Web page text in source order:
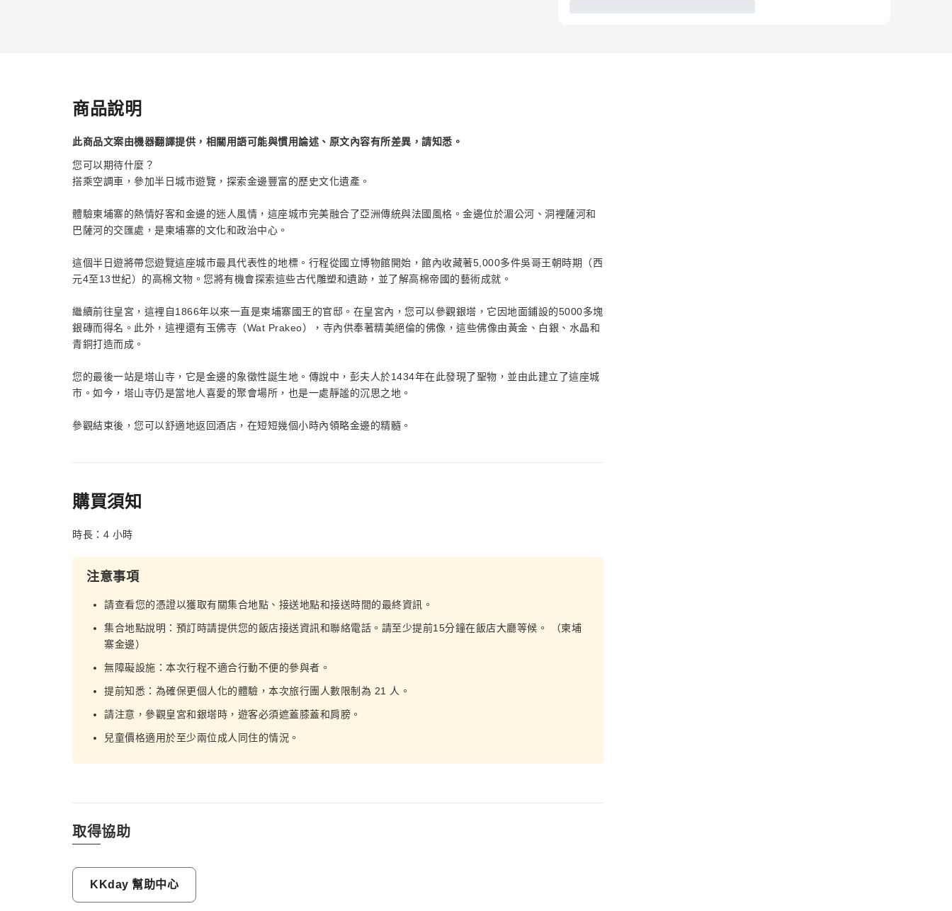
商品說明
此商品文案由機器翻譯提供，相關用語可能與慣用論述、原文內容有所差異，請知悉。
您可以期待什麼？
搭乘空調車，參加半日城市遊覽，探索金邊豐富的歷史文化遺產。
體驗柬埔寨的熱情好客和金邊的迷人風情，這座城市完美融合了亞洲傳統與法國風格。金邊位於湄公河、洞裡薩河和
巴薩河的交匯處，是柬埔寨的文化和政治中心。
這個半日遊將帶您遊覽這座城市最具代表性的地標。行程從國立博物館開始，館內收藏著5,000多件吳哥王朝時期（西
元4至13世紀）的高棉文物。您將有機會探索這些古代雕塑和遺跡，並了解高棉帝國的藝術成就。
繼續前往皇宮，這裡自1866年以來一直是柬埔寨國王的官邸。在皇宮內，您可以參觀銀塔，它因地面鋪設的5000多塊
銀磚而得名。此外，這裡還有玉佛寺（Wat Prakeo），寺內供奉著精美絕倫的佛像，這些佛像由黃金、白銀、水晶和
青銅打造而成。
您的最後一站是塔山寺，它是金邊的象徵性誕生地。傳說中，彭夫人於1434年在此發現了聖物，並由此建立了這座城
市。如今，塔山寺仍是當地人喜愛的聚會場所，也是一處靜謐的沉思之地。
參觀結束後，您可以舒適地返回酒店，在短短幾個小時內領略金邊的精髓。
購買須知
時長：4 小時
注意事項
請查看您的憑證以獲取有關集合地點、接送地點和接送時間的最終資訊。
集合地點說明：預訂時請提供您的飯店接送資訊和聯絡電話。請至少提前15分鐘在飯店大廳等候。 （柬埔
寨金邊）
無障礙設施：本次行程不適合行動不便的參與者。
提前知悉：為確保更個人化的體驗，本次旅行團人數限制為 21 人。
請注意，參觀皇宮和銀塔時，遊客必須遮蓋膝蓋和肩膀。
兒童價格適用於至少兩位成人同住的情況。
取得協助
KKday 幫助中心